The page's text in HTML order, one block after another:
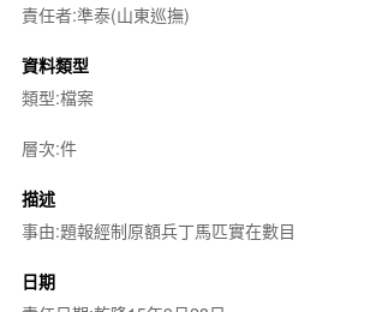
責任者:準泰(山東巡撫)
資料類型
類型:檔案
層次:件
描述
事由:題報經制原額兵丁馬匹實在數目
日期